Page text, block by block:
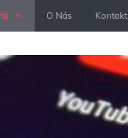
O Nás Kontakt